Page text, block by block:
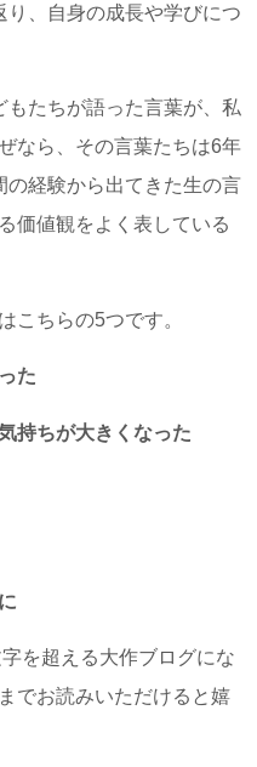
、自身の成長や学びにつ
もたちが語った言葉が、私
なら、その言葉たちは6年
経験から出てきた生の言
価値観をよく表している
こちらの5つです。
た
持ちが大きくなった
を超える大作ブログにな
でお読みいただけると嬉